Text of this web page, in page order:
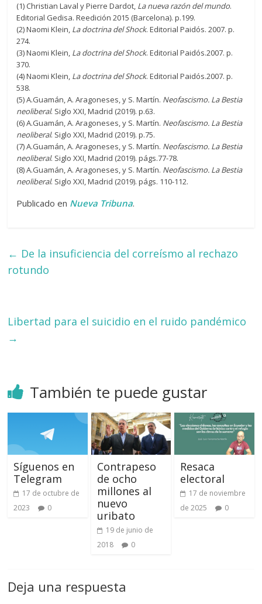
(1) Christian Laval y Pierre Dardot, La nueva razón del mundo.
Editorial Gedisa. Reedición 2015 (Barcelona). p.199.
(2) Naomi Klein, La doctrina del Shock. Editorial Paidós. 2007. p.
274.
(3) Naomi Klein, La doctrina del Shock. Editorial Paidós.2007. p.
370.
(4) Naomi Klein, La doctrina del Shock. Editorial Paidós.2007. p.
538.
(5) A.Guamán, A. Aragoneses, y S. Martín. Neofascismo. La Bestia
neoliberal. Siglo XXI, Madrid (2019). p.63.
(6) A.Guamán, A. Aragoneses, y S. Martín. Neofascismo. La Bestia
neoliberal. Siglo XXI, Madrid (2019). p.75.
(7) A.Guamán, A. Aragoneses, y S. Martín. Neofascismo. La Bestia
neoliberal. Siglo XXI, Madrid (2019). págs.77-78.
(8) A.Guamán, A. Aragoneses, y S. Martín. Neofascismo. La Bestia
neoliberal. Siglo XXI, Madrid (2019). págs. 110-112.
Publicado en Nueva Tribuna.
← De la insuficiencia del correísmo al rechazo
rotundo
Libertad para el suicidio en el ruido pandémico
→
También te puede gustar
Síguenos en
Telegram
17 de octubre de
2023
0
Contrapeso
de ocho
millones al
nuevo
uribato
19 de junio de
2018
0
Resaca
electoral
17 de noviembre
de 2025
0
Deja una respuesta